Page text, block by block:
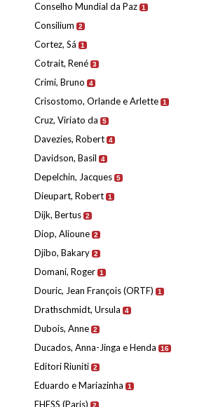
Conselho Mundial da Paz 1
Consilium 2
Cortez, Sá 1
Cotrait, René 3
Crimi, Bruno 4
Crisostomo, Orlande e Arlette 1
Cruz, Viriato da 5
Davezies, Robert 4
Davidson, Basil 4
Depelchin, Jacques 5
Dieupart, Robert 1
Dijk, Bertus 2
Diop, Alioune 2
Djibo, Bakary 2
Domani, Roger 1
Douric, Jean François (ORTF) 1
Drathschmidt, Ursula 4
Dubois, Anne 2
Ducados, Anna-Jinga e Henda 16
Editori Riuniti 2
Eduardo e Mariazinha 1
EHESS (Paris) 2